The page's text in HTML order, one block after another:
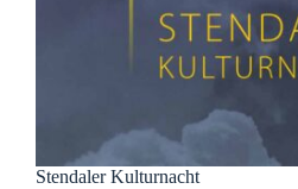
Stendaler Kulturnacht